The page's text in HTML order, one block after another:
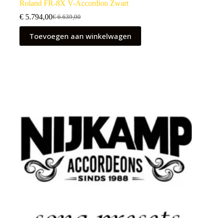
Roland FR-8X V-Accordion Zwart
€6.639,00
Oorspronkelijke
was:
€ 6.639,00.
€ 5.794,00Huidige
is:
€ 5.794,00.
Toevoegen aan winkelwagen